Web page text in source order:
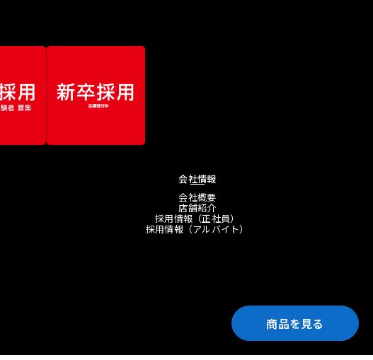
商品を見る
会社情報
会社概要
店舗紹介
採用情報（正社員）
採用情報（アルバイト）